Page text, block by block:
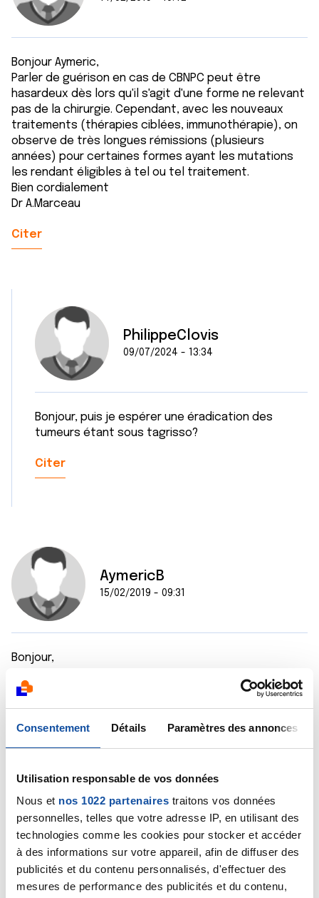
Consentement Détails Paramètres des annonces
Utilisation responsable de vos données
Nous et nos 1022 partenaires traitons vos données
personnelles, telles que votre adresse IP, en utilisant des
technologies comme les cookies pour stocker et accéder
à des informations sur votre appareil, afin de diffuser des
publicités et du contenu personnalisés, d'effectuer des
mesures de performance des publicités et du contenu,
Bonjour Aymeric,
Parler de guérison en cas de CBNPC peut être
hasardeux dès lors qu'il s'agit d'une forme ne relevant
pas de la chirurgie. Cependant, avec les nouveaux
traitements (thérapies ciblées, immunothérapie), on
observe de très longues rémissions (plusieurs
années) pour certaines formes ayant les mutations
les rendant éligibles à tel ou tel traitement.
Bien cordialement
Dr A.Marceau
Citer
PhilippeClovis
09/07/2024 - 13:34
Bonjour, puis je espérer une éradication des
tumeurs étant sous tagrisso?
Citer
AymericB
15/02/2019 - 09:31
Bonjour,
C'est un petit peu ce à quoi je m'attendais. C'est en
Autorité de Santé, on parle plutôt de maintient et
prolongation de la survie (et non prolongation de la
pour être complètement éradiqué. Il y a une tache sur
le cervelet et quelques lésions sur le cerveau. Elle
est allongée toute la journée ne pouvant pas s'assoir
à cause de ses cervicalces trop fragilisées (pas
d'opération envisageable à cause de sa fragilité au
niveau des vertebres, et chimiothérapie exclue par
les médecins vu son état)
Il faut donc envisager la suite au jour le jour en